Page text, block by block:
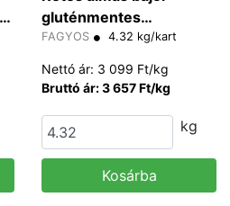
gluténmentes
Dinghartinger
FAGYOS 4.32 kg/kart
Nettó ár: 3 099 Ft/kg
Bruttó ár: 3 657 Ft/kg
kg
Kosárba